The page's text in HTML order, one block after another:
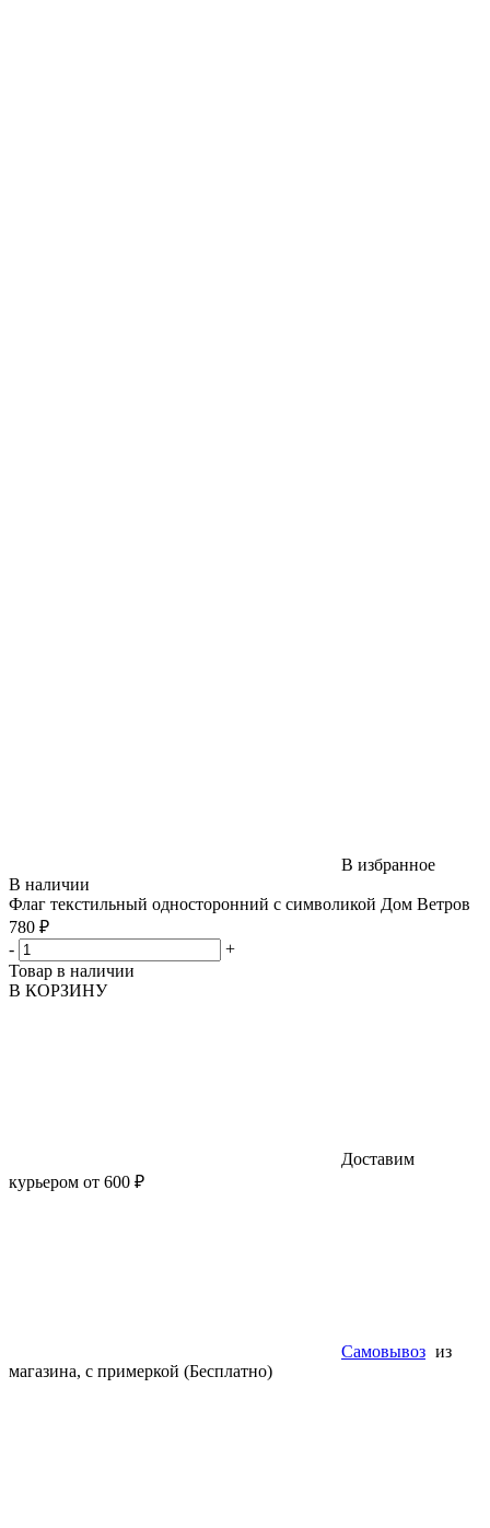
В избранное
В наличии
Флаг текстильный односторонний с символикой Дом Ветров
780 ₽
-
+
Товар в наличии
В КОРЗИНУ
Доставим
курьером от 600 ₽
Самовывоз из
магазина, с примеркой (Бесплатно)